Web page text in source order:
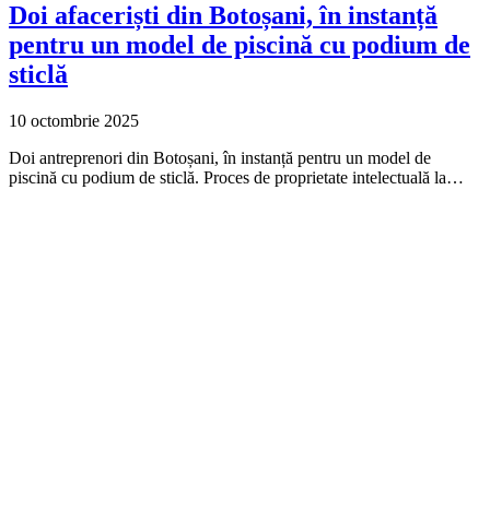
Doi afaceriști din Botoșani, în instanță
pentru un model de piscină cu podium de
sticlă
10 octombrie 2025
Doi antreprenori din Botoșani, în instanță pentru un model de
piscină cu podium de sticlă. Proces de proprietate intelectuală la…